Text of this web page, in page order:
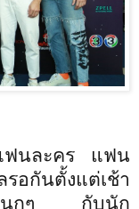
ฟนละคร แฟน
อกันตั้งแต่เช้า
มสนุกๆ กับนัก